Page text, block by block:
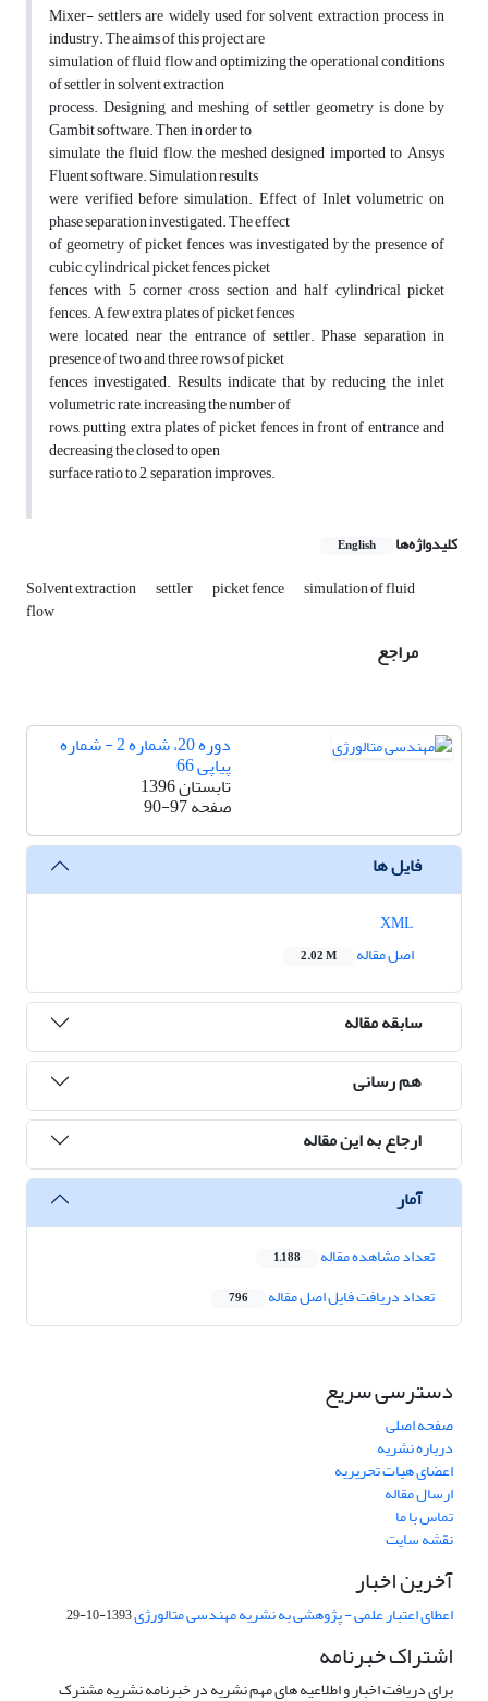
Mixer- settlers are widely used for solvent extraction process in
industry. The aims of this project are
simulation of fluid flow and optimizing the operational conditions
of settler in solvent extraction
process. Designing and meshing of settler geometry is done by
Gambit software. Then, in order to
simulate the fluid flow, the meshed designed imported to Ansys
Fluent software. Simulation results
were verified before simulation. Effect of Inlet volumetric on
phase separation investigated. The effect
of geometry of picket fences was investigated by the presence of
cubic, cylindrical picket fences, picket
fences with 5 corner cross section and half cylindrical picket
fences. A few extra plates of picket fences
were located near the entrance of settler. Phase separation in
presence of two and three rows of picket
fences investigated. Results indicate that by reducing the inlet
volumetric rate, increasing the number of
rows, putting extra plates of picket fences in front of entrance and
decreasing the closed to open
surface ratio to 2, separation improves.
کلیدواژه‌ها English
Solvent extraction settler picket fence simulation of fluid
flow
مراجع
دوره 20، شماره 2 - شماره
پیاپی 66
تابستان 1396
صفحه90-97
فایل ها
اصل مقاله
2.02 M
سابقه مقاله
هم رسانی
ارجاع به این مقاله
آمار
تعداد مشاهده مقاله 1,188
تعداد دریافت فایل اصل مقاله 796
دسترسی سریع
صفحه اصلی
درباره نشریه
اعضای هیات تحریریه
ارسال مقاله
تماس با ما
نقشه سایت
آخرین اخبار
اعطای اعتبار علمی - پژوهشی به نشریه مهندسی متالورژی1393-10-29
اشتراک خبرنامه
برای دریافت اخبار و اطلاعیه های مهم نشریه در خبرنامه نشریه مشترک